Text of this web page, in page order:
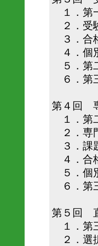
１．第
２．受
３．合
４．個
５．第
６．第
第４回
１．第
２．専
３．課
４．合
５．個
６．第
第５回
１．第
２．選